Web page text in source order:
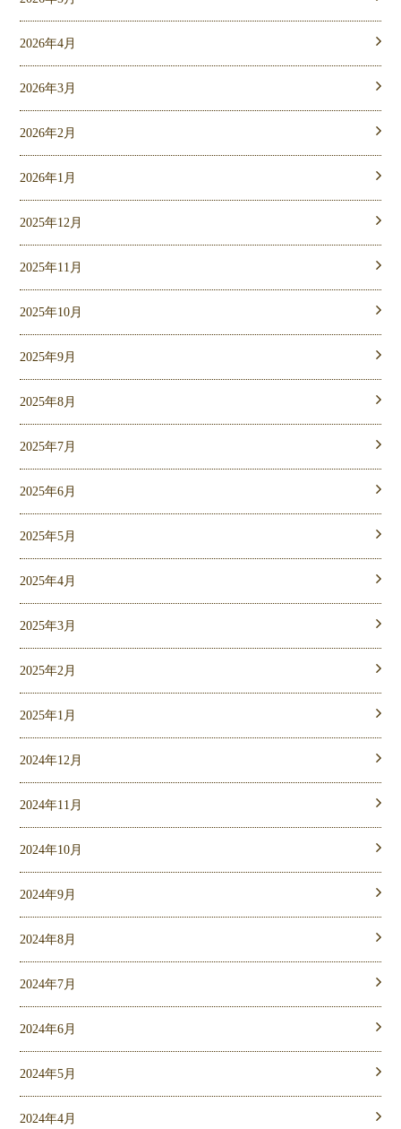
2026年4月
2026年3月
2026年2月
2026年1月
2025年12月
2025年11月
2025年10月
2025年9月
2025年8月
2025年7月
2025年6月
2025年5月
2025年4月
2025年3月
2025年2月
2025年1月
2024年12月
2024年11月
2024年10月
2024年9月
2024年8月
2024年7月
2024年6月
2024年5月
2024年4月